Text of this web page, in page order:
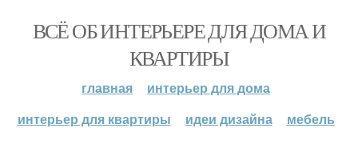
ВСЁ ОБ ИНТЕРЬЕРЕ ДЛЯ ДОМА И
КВАРТИРЫ
главная
интерьер для дома
интерьер для квартиры
идеи дизайна мебель